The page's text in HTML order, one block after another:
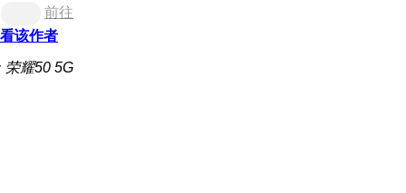
前往
该作者
荣耀50 5G